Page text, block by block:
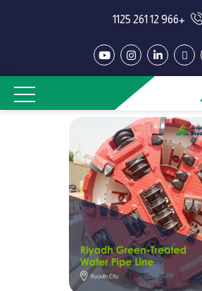
+966 12 261 1125